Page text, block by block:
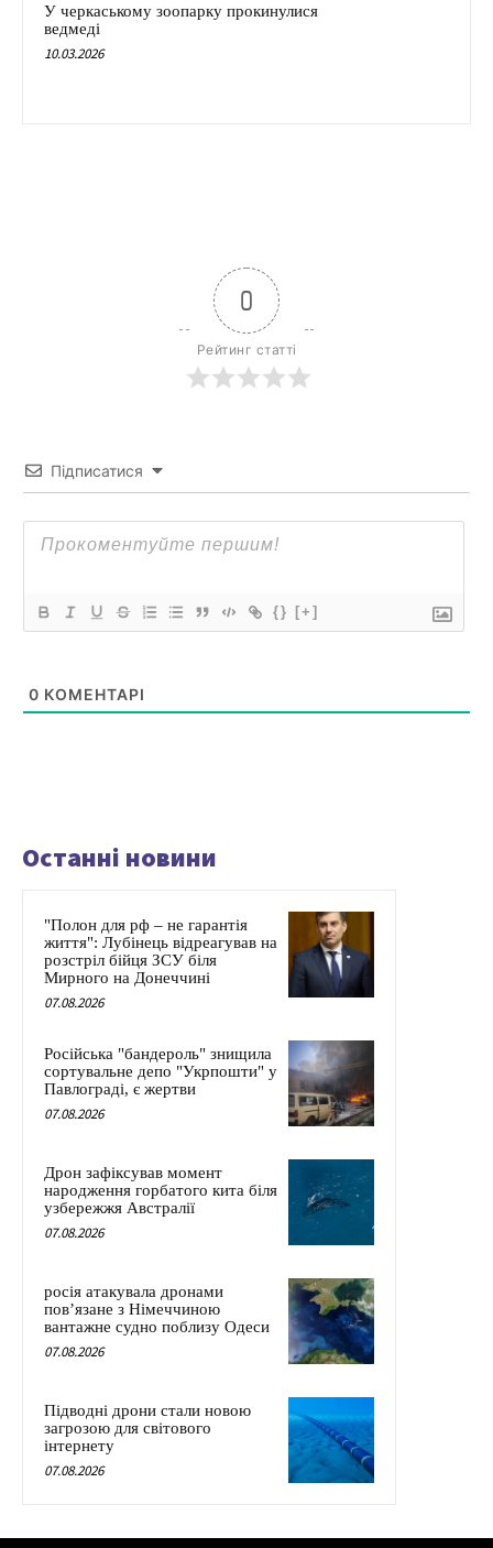
У черкаському зоопарку прокинулися
ведмеді
10.03.2026
0
Рейтинг статті
Підписатися
{} [+]
0 КОМЕНТАРІ
Останні новини
"Полон для рф – не гарантія
життя": Лубінець відреагував на
розстріл бійця ЗСУ біля
Мирного на Донеччині
07.08.2026
Російська "бандероль" знищила
сортувальне депо "Укрпошти" у
Павлограді, є жертви
07.08.2026
Дрон зафіксував момент
народження горбатого кита біля
узбережжя Австралії
07.08.2026
росія атакувала дронами
пов’язане з Німеччиною
вантажне судно поблизу Одеси
07.08.2026
Підводні дрони стали новою
загрозою для світового
інтернету
07.08.2026